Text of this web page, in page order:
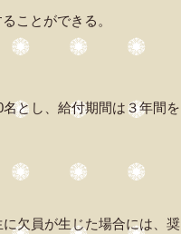
ことができる。
とし、給付期間は３年間を
欠員が生じた場合には、奨